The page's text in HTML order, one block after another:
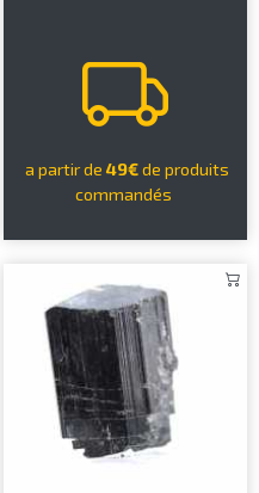
a partir de 49€de produits
commandés